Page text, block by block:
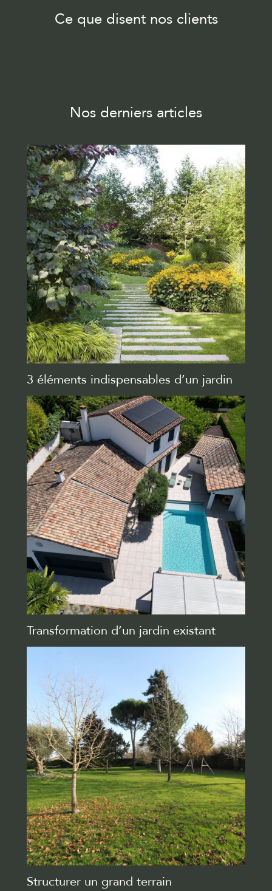
Ce que disent nos clients
Nos derniers articles
3 éléments indispensables d’un jardin
Transformation d’un jardin existant
Structurer un grand terrain